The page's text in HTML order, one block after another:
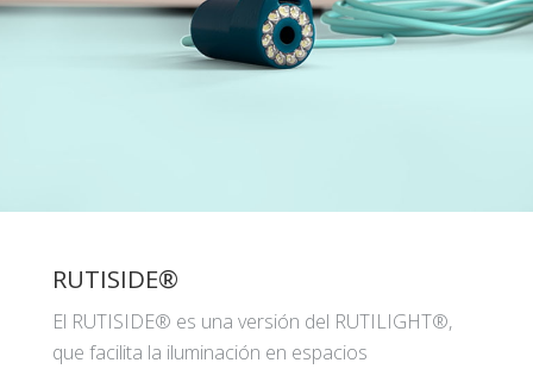
RUTISIDE®
El RUTISIDE® es una versión del RUTILIGHT®,
que facilita la iluminación en espacios